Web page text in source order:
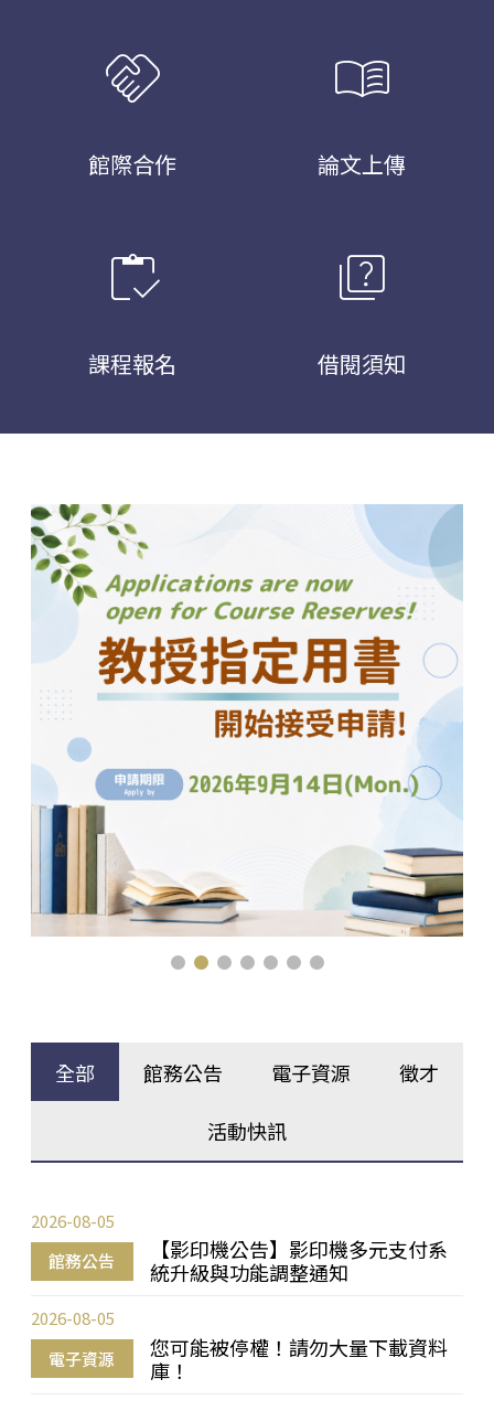
handshake
館際合作
menu_book
論文上傳
inventory
課程報名
quiz
借閱須知
全部 館務公告 電子資源 徵才
活動快訊
館務公告
【影印機公告】影印機多元支付系
統升級與功能調整通知
2026-08-05
電子資源
您可能被停權！請勿大量下載資料
庫！
2026-08-05